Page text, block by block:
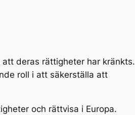
deras rättigheter har kränkts.
roll i att säkerställa att
och rättvisa i Europa.